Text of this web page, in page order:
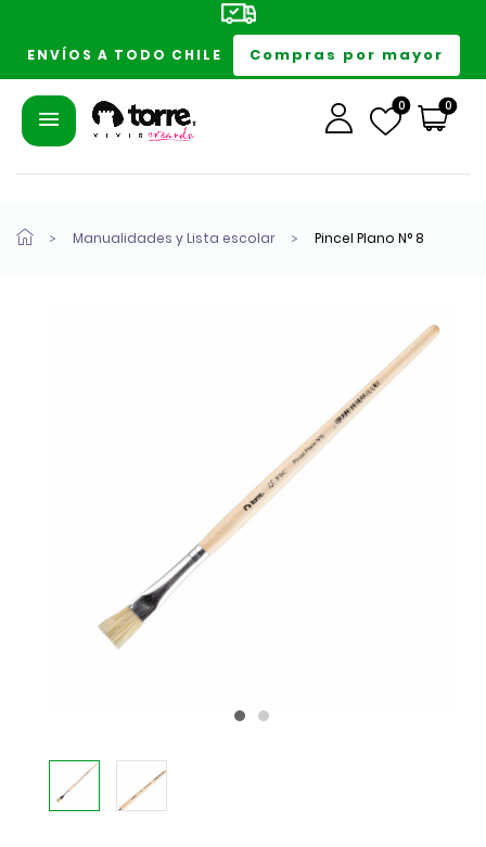
ENVÍOS A TODO CHILE Compras por mayor
0 0
Manualidades y Lista escolar Pincel Plano N° 8